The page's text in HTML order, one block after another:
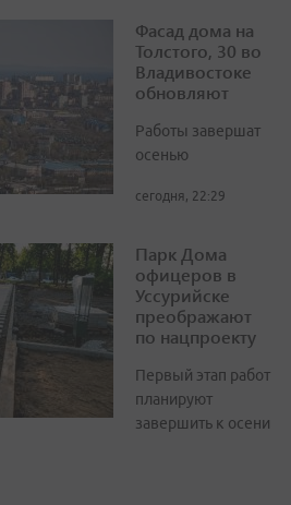
Фасад дома на
Толстого, 30 во
Владивостоке
обновляют
Работы завершат
осенью
сегодня, 22:29
Парк Дома
офицеров в
Уссурийске
преображают
по нацпроекту
Первый этап работ
планируют
завершить к осени